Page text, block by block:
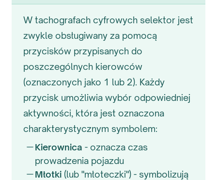
W tachografach cyfrowych selektor jest
zwykle obsługiwany za pomocą
przycisków przypisanych do
poszczególnych kierowców
(oznaczonych jako 1 lub 2). Każdy
przycisk umożliwia wybór odpowiedniej
aktywności, która jest oznaczona
charakterystycznym symbolem:
Kierownica - oznacza czas
prowadzenia pojazdu
Młotki (lub "młoteczki") - symbolizują